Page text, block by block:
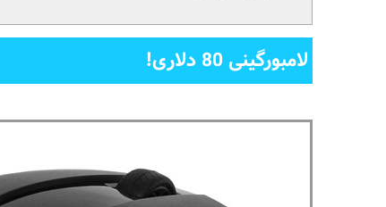
لامبورگینی 80 دلاری!